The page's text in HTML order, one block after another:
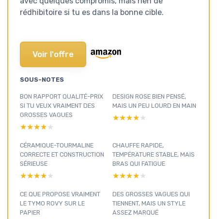
rédhibitoire si tu es dans la bonne cible.
Voir l'offre
SOUS-NOTES
BON RAPPORT QUALITÉ-PRIX
SI TU VEUX VRAIMENT DES
GROSSES VAGUES
★★★★★
★★★★★
DESIGN ROSE BIEN PENSÉ,
MAIS UN PEU LOURD EN MAIN
★★★★★
★★★★★
CÉRAMIQUE-TOURMALINE
CORRECTE ET CONSTRUCTION
SÉRIEUSE
★★★★★
★★★★★
CHAUFFE RAPIDE,
TEMPÉRATURE STABLE, MAIS
BRAS QUI FATIGUE
★★★★★
★★★★★
CE QUE PROPOSE VRAIMENT
LE TYMO ROVY SUR LE
PAPIER
DES GROSSES VAGUES QUI
TIENNENT, MAIS UN STYLE
ASSEZ MARQUÉ